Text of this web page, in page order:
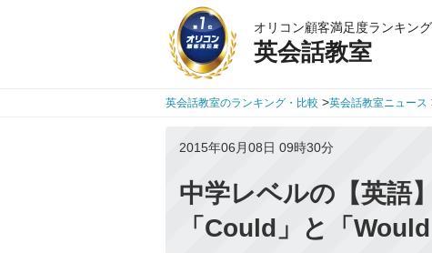
オリコン顧客満足度ランキング
英会話教室
英会話教室のランキング・比較 >英会話教室ニュース
2015年06月08日 09時30分
中学レベルの【英語
「Could」と「